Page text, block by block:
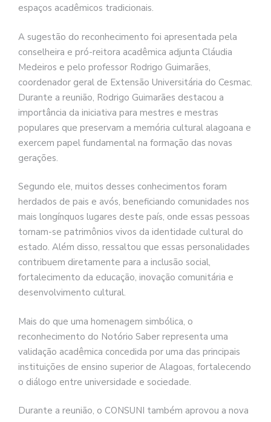
espaços acadêmicos tradicionais.
A sugestão do reconhecimento foi apresentada pela
conselheira e pró-reitora acadêmica adjunta Cláudia
Medeiros e pelo professor Rodrigo Guimarães,
coordenador geral de Extensão Universitária do Cesmac.
Durante a reunião, Rodrigo Guimarães destacou a
importância da iniciativa para mestres e mestras
populares que preservam a memória cultural alagoana e
exercem papel fundamental na formação das novas
gerações.
Segundo ele, muitos desses conhecimentos foram
herdados de pais e avós, beneficiando comunidades nos
mais longínquos lugares deste país, onde essas pessoas
tornam-se patrimônios vivos da identidade cultural do
estado. Além disso, ressaltou que essas personalidades
contribuem diretamente para a inclusão social,
fortalecimento da educação, inovação comunitária e
desenvolvimento cultural.
Mais do que uma homenagem simbólica, o
reconhecimento do Notório Saber representa uma
validação acadêmica concedida por uma das principais
instituições de ensino superior de Alagoas, fortalecendo
o diálogo entre universidade e sociedade.
Durante a reunião, o CONSUNI também aprovou a nova